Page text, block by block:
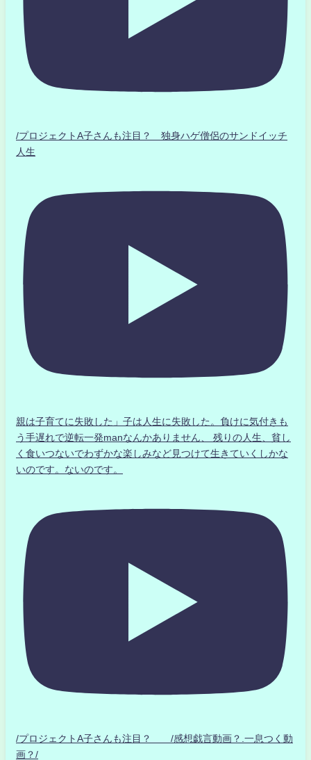
/プロジェクトA子さんも注目？ 独身ハゲ僧侶のサンドイッチ
人生
親は子育てに失敗した」子は人生に失敗した。負けに気付きも
う手遅れで逆転一発manなんかありません、 残りの人生、貧し
く食いつないでわずかな楽しみなど見つけて生きていくしかな
いのです。ないのです。
/プロジェクトA子さんも注目？ /感想戯言動画？.一息つく動
画？/